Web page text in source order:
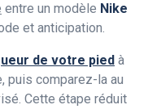
entre un modèle Nike
et anticipation.
de votre pied à
puis comparez-la au
Cette étape réduit